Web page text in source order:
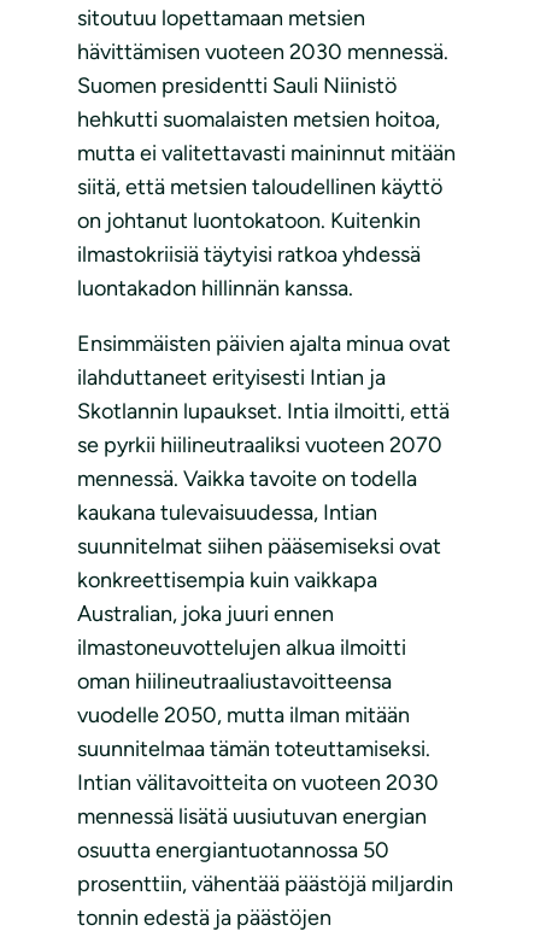
sitoutuu lopettamaan metsien
hävittämisen vuoteen 2030 mennessä.
Suomen presidentti Sauli Niinistö
hehkutti suomalaisten metsien hoitoa,
mutta ei valitettavasti maininnut mitään
siitä, että metsien taloudellinen käyttö
on johtanut luontokatoon. Kuitenkin
ilmastokriisiä täytyisi ratkoa yhdessä
luontakadon hillinnän kanssa.
Ensimmäisten päivien ajalta minua ovat
ilahduttaneet erityisesti Intian ja
Skotlannin lupaukset. Intia ilmoitti, että
se pyrkii hiilineutraaliksi vuoteen 2070
mennessä. Vaikka tavoite on todella
kaukana tulevaisuudessa, Intian
suunnitelmat siihen pääsemiseksi ovat
konkreettisempia kuin vaikkapa
Australian, joka juuri ennen
ilmastoneuvottelujen alkua ilmoitti
oman hiilineutraaliustavoitteensa
vuodelle 2050, mutta ilman mitään
suunnitelmaa tämän toteuttamiseksi.
Intian välitavoitteita on vuoteen 2030
mennessä lisätä uusiutuvan energian
osuutta energiantuotannossa 50
prosenttiin, vähentää päästöjä miljardin
tonnin edestä ja päästöjen